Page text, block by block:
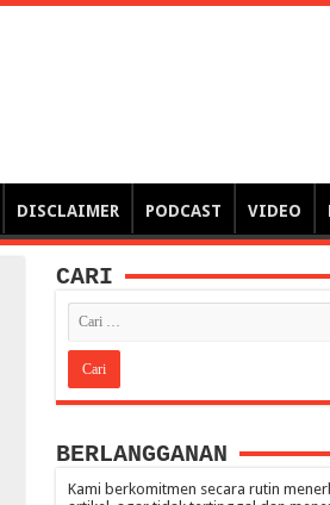
DISCLAIMER PODCAST VIDEO
CARI
BERLANGGANAN
Kami berkomitmen secara rutin